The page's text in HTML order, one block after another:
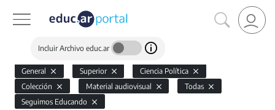
Incluir Archivo educ.ar
General Superior
Ciencia Política
Colección
Material audiovisual
Todas
Seguimos Educando